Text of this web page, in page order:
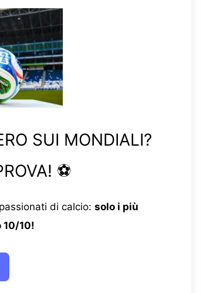
SUI MONDIALI?
⚽
di calcio: solo i più
10/10!